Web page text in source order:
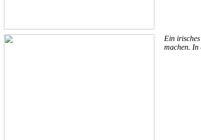
Ein
machen. In